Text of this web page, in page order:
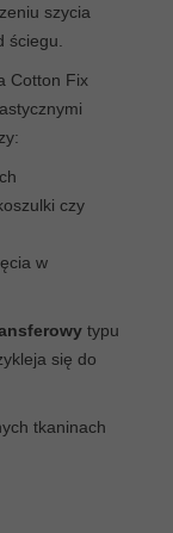
szycia
ściegu.
Cotton Fix
czy
w
typu
się do
tkaninach